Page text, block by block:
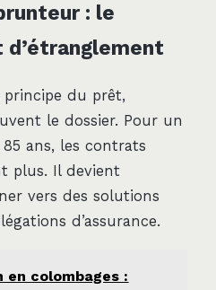
: le
principe du prêt,
le dossier. Pour un
ans, les contrats
plus. Il devient
vers des solutions
d’assurance.
en colombages :